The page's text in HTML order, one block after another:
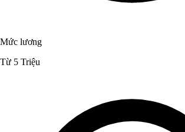
Mức lương
Từ 5 Triệu